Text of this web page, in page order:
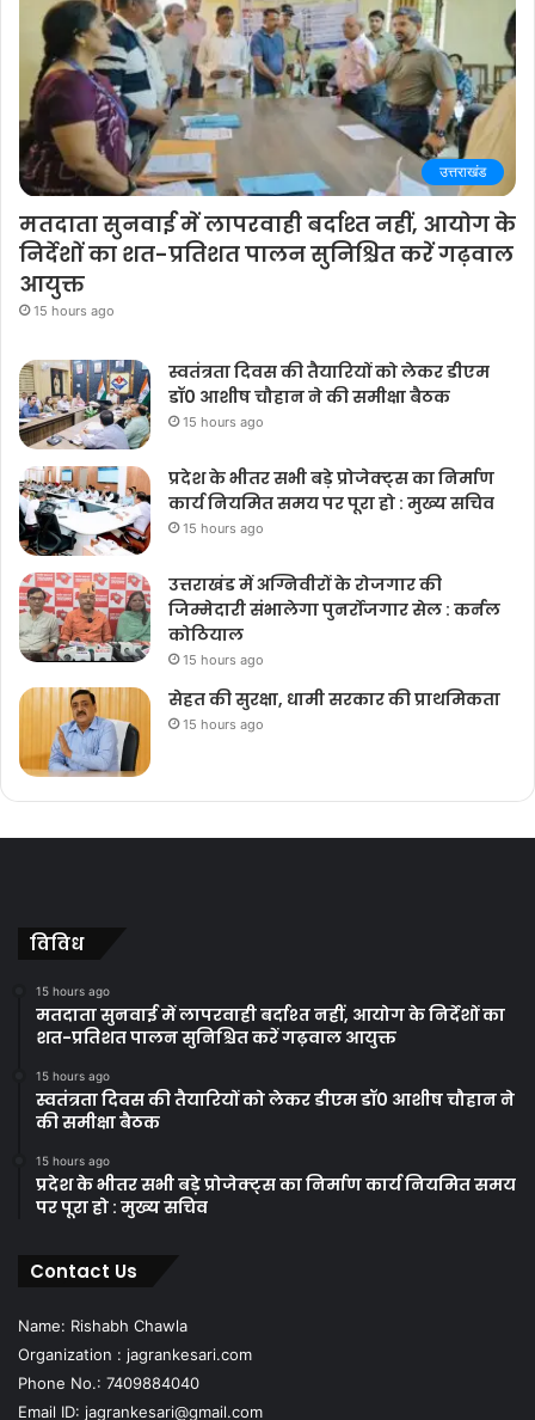
उत्तराखंड
मतदाता सुनवाई में लापरवाही बर्दाश्त नहीं, आयोग के
निर्देशों का शत-प्रतिशत पालन सुनिश्चित करें गढ़वाल
आयुक्त
15 hours ago
स्वतंत्रता दिवस की तैयारियों को लेकर डीएम
डॉ0 आशीष चौहान ने की समीक्षा बैठक
15 hours ago
प्रदेश के भीतर सभी बड़े प्रोजेक्ट्स का निर्माण
कार्य नियमित समय पर पूरा हो : मुख्य सचिव
15 hours ago
उत्तराखंड में अग्निवीरों के रोजगार की
जिम्मेदारी संभालेगा पुनर्रोजगार सेल : कर्नल
कोठियाल
15 hours ago
सेहत की सुरक्षा, धामी सरकार की प्राथमिकता
15 hours ago
विविध
15 hours ago
मतदाता सुनवाई में लापरवाही बर्दाश्त नहीं, आयोग के निर्देशों का
शत-प्रतिशत पालन सुनिश्चित करें गढ़वाल आयुक्त
15 hours ago
स्वतंत्रता दिवस की तैयारियों को लेकर डीएम डॉ0 आशीष चौहान ने
की समीक्षा बैठक
15 hours ago
प्रदेश के भीतर सभी बड़े प्रोजेक्ट्स का निर्माण कार्य नियमित समय
पर पूरा हो : मुख्य सचिव
Contact Us
Name: Rishabh Chawla
Organization : jagrankesari.com
Phone No.: 7409884040
Email ID: jagrankesari@gmail.com